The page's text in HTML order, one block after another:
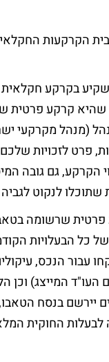
הקרקעות
בקרקע חקלאית
שהיא קרקע פרטית
(מנהל מקרקעי
פרט לזכויות
הקרקע, גם גובה
לנקוט
שרשומה
כל הבעלויות
עבור הנכס,
העו"ד המייצג) וכן
יירשם בנסח
החוקית